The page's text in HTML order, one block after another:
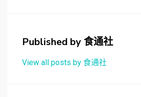
Published by食通社
View all posts by 食通社